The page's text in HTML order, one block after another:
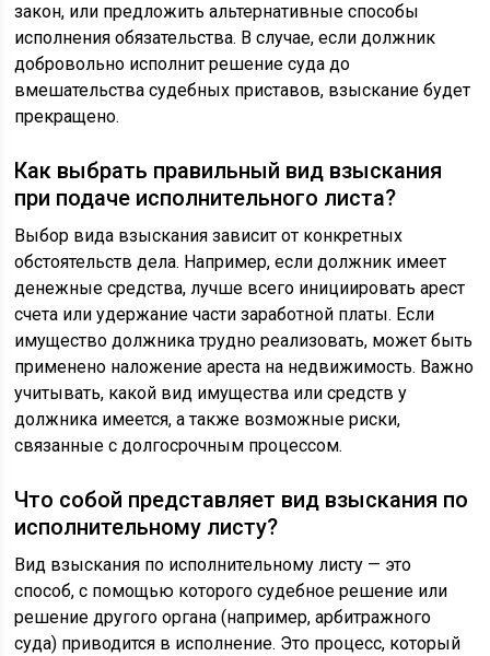
закон, или предложить альтернативные способы
исполнения обязательства. В случае, если должник
добровольно исполнит решение суда до
вмешательства судебных приставов, взыскание будет
прекращено.
Как выбрать правильный вид взыскания
при подаче исполнительного листа?
Выбор вида взыскания зависит от конкретных
обстоятельств дела. Например, если должник имеет
денежные средства, лучше всего инициировать арест
счета или удержание части заработной платы. Если
имущество должника трудно реализовать, может быть
применено наложение ареста на недвижимость. Важно
учитывать, какой вид имущества или средств у
должника имеется, а также возможные риски,
связанные с долгосрочным процессом.
Что собой представляет вид взыскания по
исполнительному листу?
Вид взыскания по исполнительному листу — это
способ, с помощью которого судебное решение или
решение другого органа (например, арбитражного
суда) приводится в исполнение. Это процесс, который